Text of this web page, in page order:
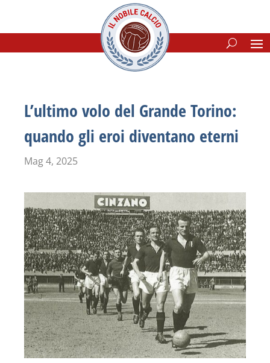
L’ultimo volo del Grande Torino:
quando gli eroi diventano eterni
Mag 4, 2025